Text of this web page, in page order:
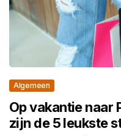
Algemeen
Op vakantie naar
zijn de 5 leukste